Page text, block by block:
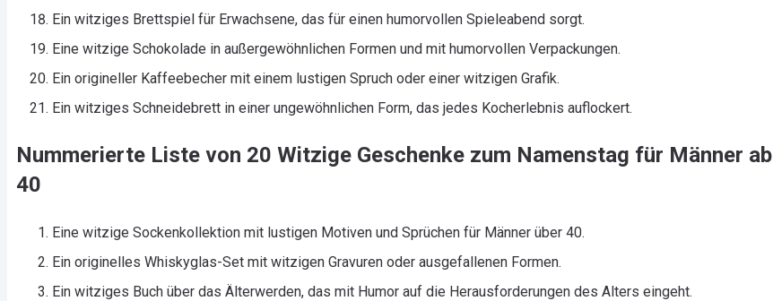
Ein witziges Brettspiel für Erwachsene, das für einen humorvollen Spieleabend sorgt.
Eine witzige Schokolade in außergewöhnlichen Formen und mit humorvollen Verpackungen.
Ein origineller Kaffeebecher mit einem lustigen Spruch oder einer witzigen Grafik.
Ein witziges Schneidebrett in einer ungewöhnlichen Form, das jedes Kocherlebnis auflockert.
Nummerierte Liste von 20 Witzige Geschenke zum Namenstag für Männer ab
40
Eine witzige Sockenkollektion mit lustigen Motiven und Sprüchen für Männer über 40.
Ein originelles Whiskyglas-Set mit witzigen Gravuren oder ausgefallenen Formen.
Ein witziges Buch über das Älterwerden, das mit Humor auf die Herausforderungen des Alters eingeht.